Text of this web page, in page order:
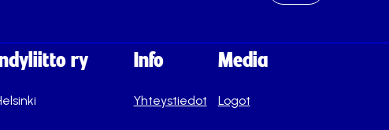
ry Info
Yhteystiedot
Media
Logot